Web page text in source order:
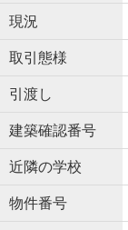
現況
取引態様
引渡し
建築確認番号
近隣の学校
物件番号